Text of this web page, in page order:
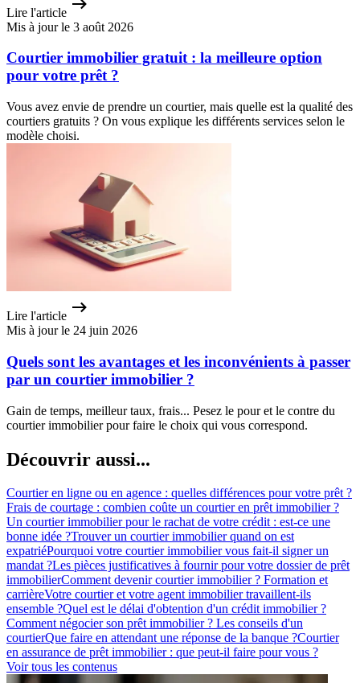
Lire l'article
Mis à jour le 3 août 2026
Courtier immobilier gratuit : la meilleure option
pour votre prêt ?
Vous avez envie de prendre un courtier, mais quelle est la qualité des
courtiers gratuits ? On vous explique les différents services selon le
modèle choisi.
Lire l'article
Mis à jour le 24 juin 2026
Quels sont les avantages et les inconvénients à passer
par un courtier immobilier ?
Gain de temps, meilleur taux, frais... Pesez le pour et le contre du
courtier immobilier pour faire le choix qui vous correspond.
Découvrir aussi...
Courtier en ligne ou en agence : quelles différences pour votre prêt ?
Frais de courtage : combien coûte un courtier en prêt immobilier ?
Un courtier immobilier pour le rachat de votre crédit : est-ce une
bonne idée ?Trouver un courtier immobilier quand on est
expatriéPourquoi votre courtier immobilier vous fait-il signer un
mandat ?Les pièces justificatives à fournir pour votre dossier de prêt
immobilierComment devenir courtier immobilier ? Formation et
carrièreVotre courtier et votre agent immobilier travaillent-ils
ensemble ?Quel est le délai d'obtention d'un crédit immobilier ?
Comment négocier son prêt immobilier ? Les conseils d'un
courtierQue faire en attendant une réponse de la banque ?Courtier
en assurance de prêt immobilier : que peut-il faire pour vous ?
Voir tous les contenus